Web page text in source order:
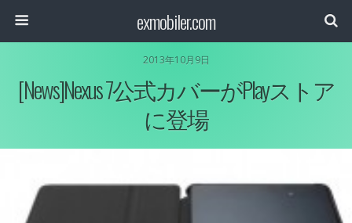
exmobiler.com
2013年10月9日
[News]Nexus 7公式カバーがPlayストア
に登場